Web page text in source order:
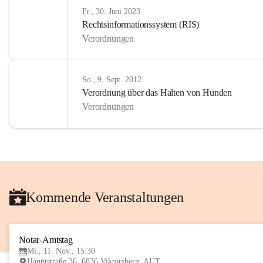
Fr., 30. Juni 2023
Rechtsinformationssystem (RIS)
Verordnungen
So., 9. Sept. 2012
Verordnung über das Halten von Hunden
Verordnungen
Kommende Veranstaltungen
Notar-Amtstag
Mi., 11. Nov., 15:30